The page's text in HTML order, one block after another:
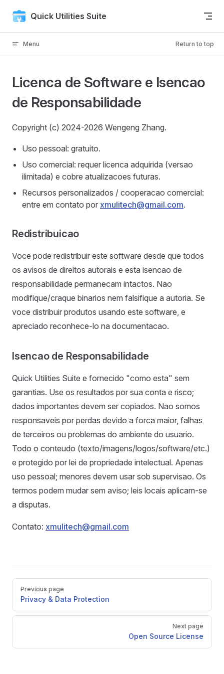
Skip to content
Quick Utilities Suite
Menu Return to top
Licenca de Software e Isencao
de Responsabilidade
Copyright (c) 2024-2026 Wengeng Zhang.
Uso pessoal: gratuito.
Uso comercial: requer licenca adquirida (versao
ilimitada) e cobre atualizacoes futuras.
Recursos personalizados / cooperacao comercial:
entre em contato por xmulitech@gmail.com.
Redistribuicao
Voce pode redistribuir este software desde que todos
os avisos de direitos autorais e esta isencao de
responsabilidade permanecam intactos. Nao
modifique/craque binarios nem falsifique a autoria. Se
voce distribuir produtos usando este software, e
apreciado reconhece-lo na documentacao.
Isencao de Responsabilidade
Quick Utilities Suite e fornecido "como esta" sem
garantias. Use os resultados por sua conta e risco;
dados importantes devem ser copiados. Nao somos
responsaveis por perdas devido a forca maior, falhas
de terceiros ou problemas do ambiente do usuario.
Todo o conteudo (texto/imagens/logos/software/etc.)
e protegido por lei de propriedade intelectual. Apenas
uso pessoal; menores devem usar sob supervisao. Os
termos podem mudar sem aviso; leis locais aplicam-se
a disputas.
Contato: xmulitech@gmail.com
Pager
Previous page
Privacy & Data Protection
Next page
Open Source License